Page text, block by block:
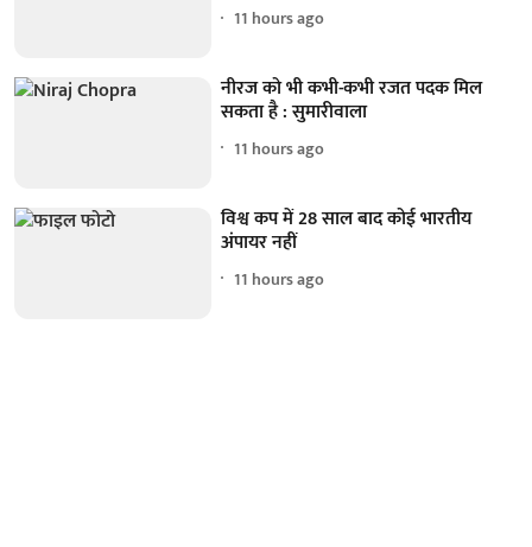
11 hours ago
नीरज को भी कभी-कभी रजत पदक मिल
सकता है : सुमारीवाला
11 hours ago
विश्व कप में 28 साल बाद कोई भारतीय
अंपायर नहीं
11 hours ago